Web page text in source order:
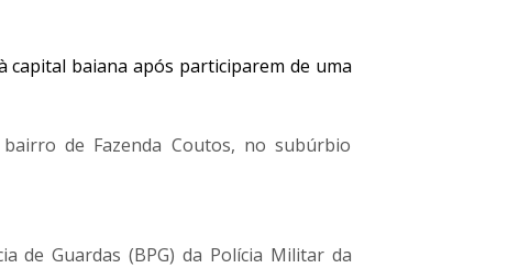
capital baiana após participarem de uma
de Fazenda Coutos, no subúrbio
de Guardas (BPG) da Polícia Militar da